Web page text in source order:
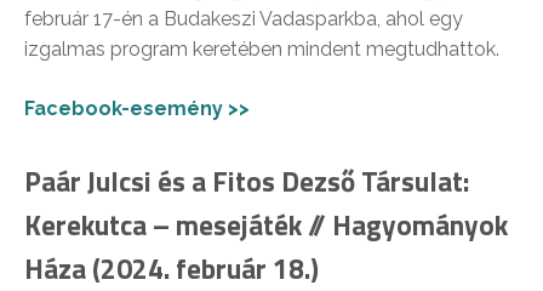
február 17-én a Budakeszi Vadasparkba, ahol egy
izgalmas program keretében mindent megtudhattok.
Facebook-esemény >>
Paár Julcsi és a Fitos Dezső Társulat:
Kerekutca – mesejáték // Hagyományok
Háza (2024. február 18.)